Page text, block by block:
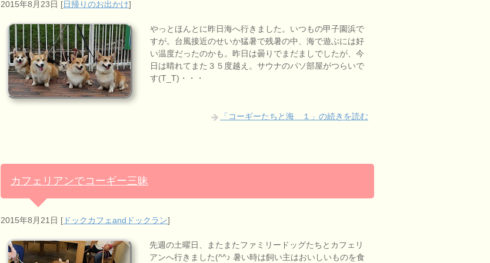
2015年8月23日 [日帰りのお出かけ]
やっとほんとに昨日海へ行きました。いつもの甲子園浜で
すが。台風接近のせいか猛暑で残暑の中、海で遊ぶには好
い温度だったのかも。昨日は曇りでまだましでしたが、今
日は晴れてまた３５度越え。サウナのパソ部屋がつらいで
す(T_T)・・・
「コーギーたちと海 １」の続きを読む
カフェリアンでコーギー三昧
2015年8月21日 [ ドックカフェandドックラン]
先週の土曜日、またまたファミリードッグたちとカフェリ
アンへ行きました(^^♪ 暑い時は飼い主はおいしいものを食